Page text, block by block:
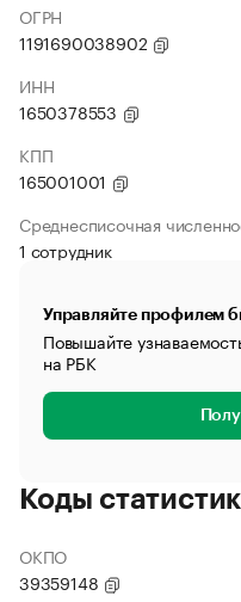
ОГРН
1191690038902
ИНН
1650378553
КПП
165001001
Среднесписочная
1 сотрудник
Управляйте профилем
Повышайте
на РБК
Коды
ОКПО
39359148